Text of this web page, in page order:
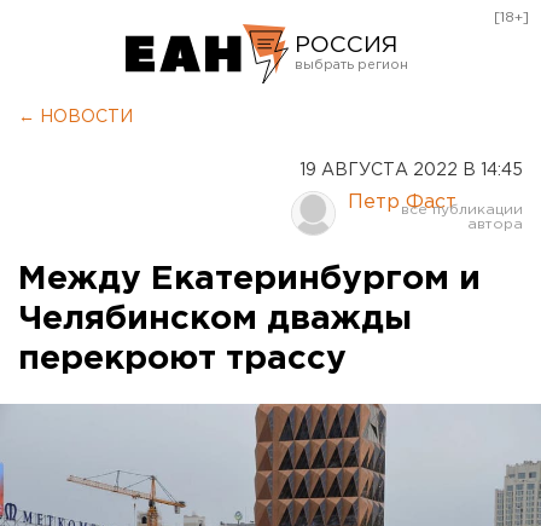
РОССИЯ
Курган
Оренбург
[18+]
← НОВОСТИ
19 АВГУСТА 2022 В 14:45
Петр Фаст
Между Екатеринбургом и
Челябинском дважды
перекроют трассу